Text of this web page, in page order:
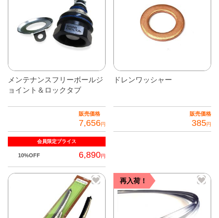
サスペンション・ブレーキ
タイヤ・ホイール
レーシングパーツ
＋
メンテナンス・工具ツール
在庫処分品
＋
CABANA(カバナ)
お得なセット商品
チームマルヤマ
デルタ秘蔵のレーシングコレクション
メンテナンスフリーボールジ
ョイント＆ロックタブ
販売価格
7,656円
会員限定プライス
10%OFF 6,890円
ドレンワッシャー
販売価格
385円
再入荷！